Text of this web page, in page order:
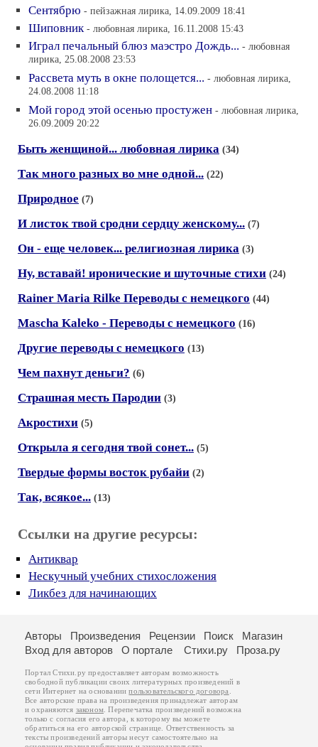
Сентябрю - пейзажная лирика, 14.09.2009 18:41
Шиповник - любовная лирика, 16.11.2008 15:43
Играл печальный блюз маэстро Дождь... - любовная
лирика, 25.08.2008 23:53
Рассвета муть в окне полощется... - любовная лирика,
24.08.2008 11:18
Мой город этой осенью простужен - любовная лирика,
26.09.2009 20:22
Быть женщиной... любовная лирика (34)
Так много разных во мне одной... (22)
Природное (7)
И листок твой сродни сердцу женскому... (7)
Он - еще человек... религиозная лирика (3)
Ну, вставай! иронические и шуточные стихи (24)
Rainer Maria Rilke Переводы с немецкого (44)
Mascha Kaleko - Переводы с немецкого (16)
Другие переводы с немецкого (13)
Чем пахнут деньги? (6)
Страшная месть Пародии (3)
Акростихи (5)
Открыла я сегодня твой сонет... (5)
Твердые формы восток рубайи (2)
Так, всякое... (13)
Ссылки на другие ресурсы:
Антиквар
Нескучный учебних стихосложения
Ликбез для начинающих
Авторы Произведения Рецензии Поиск
Магазин
Вход для авторов
О портале Стихи.ру Проза.ру
Портал Стихи.ру предоставляет авторам возможность
свободной публикации своих литературных произведений в
сети Интернет на основаниипользовательского договора
Все авторские права на произведения принадлежат авторам
и охраняются законом . Перепечатка произведений возможна
только с согласия его автора, к которому вы можете
обратиться на его авторской странице. Ответственность за
тексты произведений авторы несут самостоятельно на